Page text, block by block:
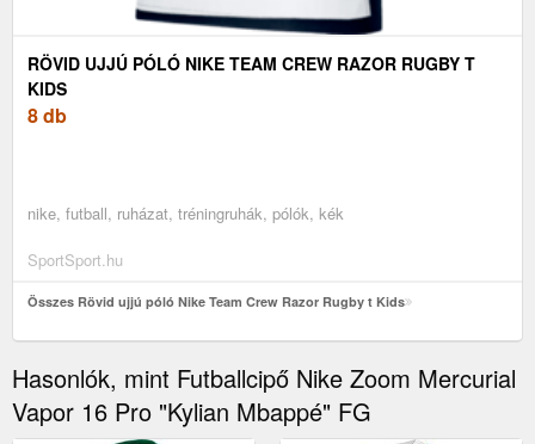
RÖVID UJJÚ PÓLÓ NIKE TEAM CREW RAZOR RUGBY T
KIDS
8 db
nike, futball, ruházat, tréningruhák, pólók, kék
SportSport.hu
Összes Rövid ujjú póló Nike Team Crew Razor Rugby t Kids
Hasonlók, mint Futballcipő Nike Zoom Mercurial
Vapor 16 Pro "Kylian Mbappé" FG